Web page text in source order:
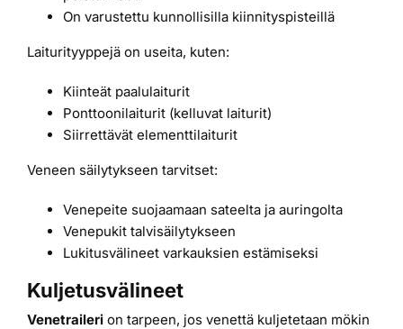
On varustettu kunnollisilla kiinnityspisteillä
Laiturityyppejä on useita, kuten:
Kiinteät paalulaiturit
Ponttoonilaiturit (kelluvat laiturit)
Siirrettävät elementtilaiturit
Veneen säilytykseen tarvitset:
Venepeite suojaamaan sateelta ja auringolta
Venepukit talvisäilytykseen
Lukitusvälineet varkauksien estämiseksi
Kuljetusvälineet
Venetraileri on tarpeen, jos venettä kuljetetaan mökin